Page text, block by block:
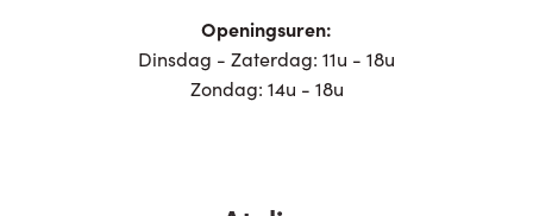
Openingsuren:
Dinsdag - Zaterdag: 11u - 18u
Zondag: 14u - 18u